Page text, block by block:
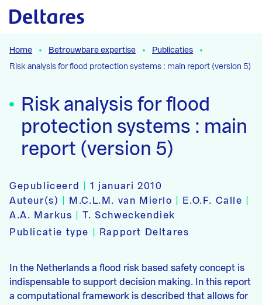
Naar hoofdcontent
Home Betrouwbare expertise
Publicaties
Risk analysis for flood protection systems : main report (version 5)
Risk analysis for flood
protection systems : main
report (version 5)
Gepubliceerd |1 januari 2010
Auteur(s)
M.C.L.M. van Mierlo E.O.F. Calle
A.A. Markus
|T. Schweckendiek
Publicatie type
Rapport Deltares
In the Netherlands a flood risk based safety concept is
indispensable to support decision making. In this report
a computational framework is described that allows for